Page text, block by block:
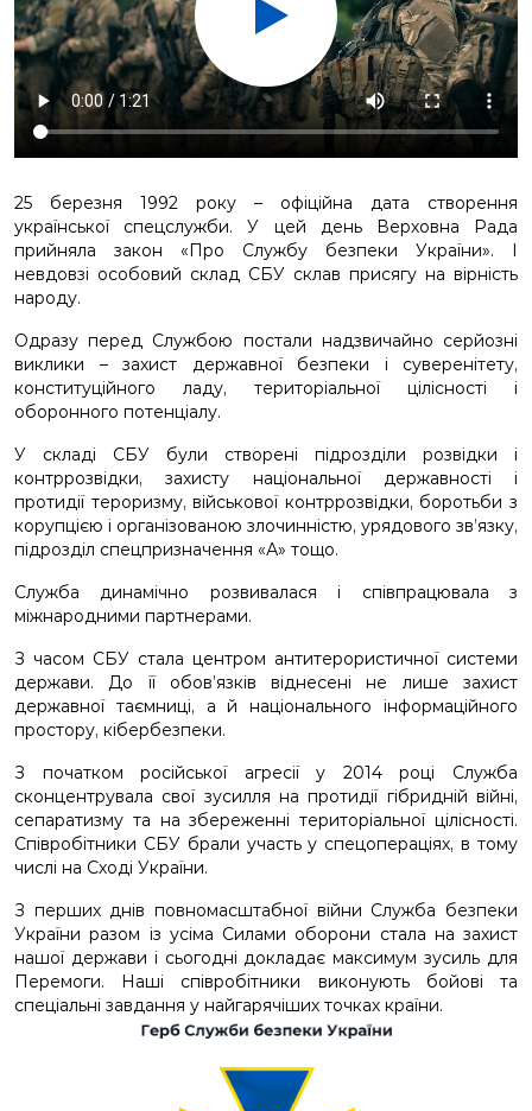
НАШІ ГЕРОЇ
КАР’ЄРА
25 березня 1992 року – офіційна дата створення
української спецслужби. У цей день Верховна Рада
прийняла закон «Про Службу безпеки України». І
невдовзі особовий склад СБУ склав присягу на вірність
народу.
Одразу перед Службою постали надзвичайно серйозні
виклики – захист державної безпеки і суверенітету,
конституційного ладу, територіальної цілісності і
оборонного потенціалу.
У складі СБУ були створені підрозділи розвідки і
контррозвідки, захисту національної державності і
протидії тероризму, військової контррозвідки, боротьби з
корупцією і організованою злочинністю, урядового зв’язку,
підрозділ спецпризначення «А» тощо.
Служба динамічно розвивалася і співпрацювала з
міжнародними партнерами.
З часом СБУ стала центром антитерористичної системи
держави. До її обов’язків віднесені не лише захист
державної таємниці, а й національного інформаційного
простору, кібербезпеки.
З початком російської агресії у 2014 році Служба
сконцентрувала свої зусилля на протидії гібридній війні,
сепаратизму та на збереженні територіальної цілісності.
Співробітники СБУ брали участь у спецопераціях, в тому
числі на Сході України.
З перших днів повномасштабної війни Служба безпеки
України разом із усіма Силами оборони стала на захист
нашої держави і сьогодні докладає максимум зусиль для
Перемоги. Наші співробітники виконують бойові та
спеціальні завдання у найгарячіших точках країни.